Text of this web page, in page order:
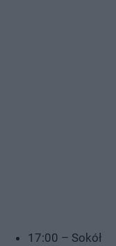
17:00 – Sokół